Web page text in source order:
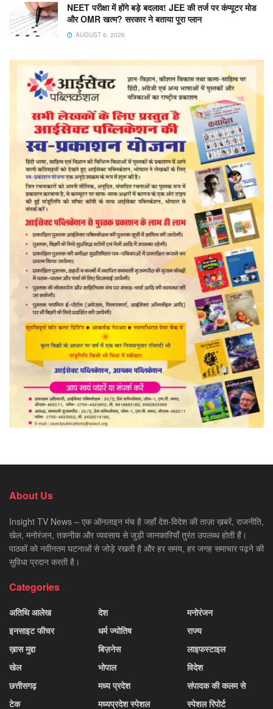
NEET परीक्षा में होंगे बड़े बदलाव! JEE की तर्ज पर कंप्यूटर मोड
और OMR खत्म? सरकार ने बताया पूरा प्लान
AUGUST 6, 2026
About Us
Insight TV News – एक ऑनलाइन मंच है जहाँ देश-विदेश की ताज़ा ख़बरें, राजनीति,
खेल, मनोरंजन, तकनीक और व्यवसाय से जुड़ी जानकारियाँ तुरंत उपलब्ध होती हैं।
पाठकों को नवीनतम घटनाओं से जोड़े रखती है और हर समय, हर जगह समाचार पढ़ने की
सुविधा प्रदान करती है।
Categories
अतिथि आलेख
इनसाइट फीचर
ख़ास मुद्दा
खेल
छत्तीसगढ़
टेक
देश
धर्म ज्योतिष
बिज़नेस
भोपाल
मध्य प्रदेश
मध्यप्रदेश स्पेशल
मनोरंजन
राज्य
लाइफस्टाइल
विदेश
संपादक की कलम से
स्पेशल रिपोर्ट